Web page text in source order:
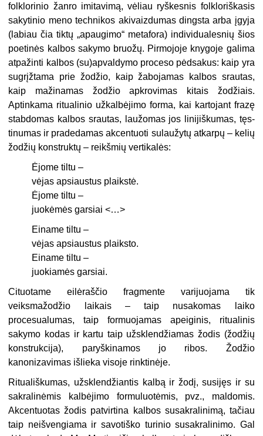
folklorinio žanro imitavimą, vėliau ryškesnis folkloriškasis
sakytinio meno technikos akivaizdumas dingsta arba įgyja
(labiau čia tiktų „apaugimo“ metafora) individuales­nių šios
poetinės kalbos sakymo bruožų. Pirmojoje knygoje galima
atpažinti kalbos (su)apvaldymo proceso pėdsakus: kaip yra
sugrįžtama prie žodžio, kaip žabojamas kalbos srautas,
kaip mažinamas žodžio ap­krovimas kitais žodžiais.
Aptinkama ritualinio užkalbėjimo forma, kai kartojant frazę
stabdomas kalbos srautas, laužomas jos linijiškumas, tęs­
tinumas ir pradedamas akcentuoti sulaužytų atkarpų – kelių
žodžių konstruktų – reikšmių vertikalės:
Ėjome tiltu –
vėjas apsiaustus plaikstė.
Ėjome tiltu –
juokėmės garsiai <…>
Einame tiltu –
vėjas apsiaustus plaiksto.
Einame tiltu –
juokiamės garsiai.
Cituotame eilėraščio fragmente varijuojama tik
veiksmažodžio lai­kais – taip nusakomas laiko
procesualumas, taip formuojamas apeiginis, ritualinis
sakymo kodas ir kartu taip užsklendžiamas žodis (žodžių
konstrukcija), paryškinamos jo ribos. Žodžio
kanonizavimas išlieka vi­soje rinktinėje.
Rituališkumas, užsklendžiantis kalbą ir žodį, susijęs ir su
sakralinė­mis kalbėjimo formuluotėmis, pvz., maldomis.
Akcentuotas žodis patvirtina kalbos susakralinimą, tačiau
taip neišvengiama ir savotiško turinio susakralinimo. Gal